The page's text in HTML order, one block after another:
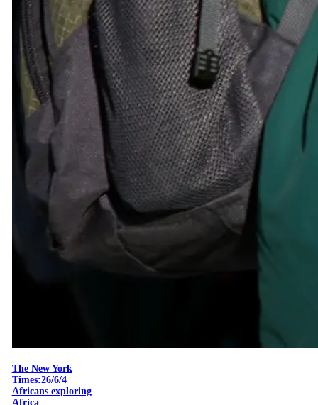
The New York
Times:26/6/4
Africans exploring
Africa